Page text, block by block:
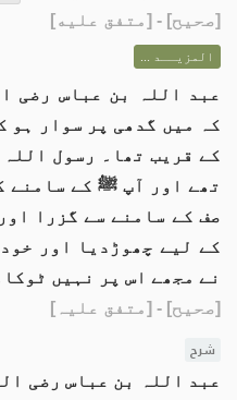
[صحيح] - [متفق عليه]
المزيــد ...
عبد اللہ بن عباس رضی
کہ میں گدھی پر سوار ہو
کے قریب تھا۔ رسول
تھے اور آپ ﷺ کے سامنے
صف کے سامنے سے گزرا
کے لیے چھوڑدیا اور
نے مجھے اس پر نہیں
[صحیح] - [متفق علیہ]
شرح
عبد اللہ بن عباس رضی